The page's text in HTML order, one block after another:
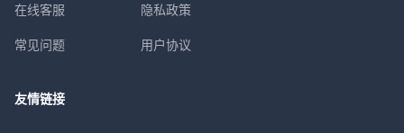
在线客服
常见问题
隐私政策
用户协议
友情链接